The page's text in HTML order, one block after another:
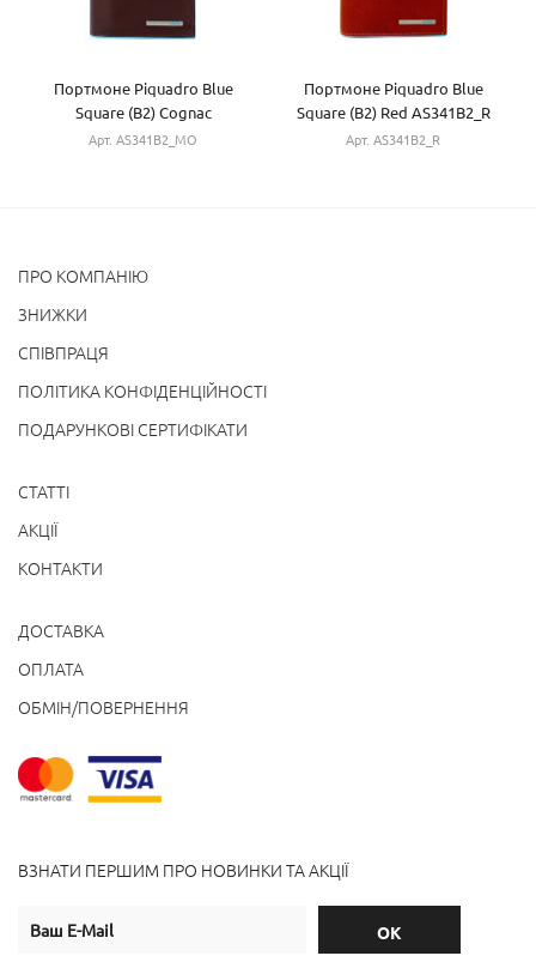
Портмоне Piquadro Blue
Square (B2) Cognac
AS341B2_MO
Арт. AS341B2_MO
Портмоне Piquadro Blue
Square (B2) Red AS341B2_R
Арт. AS341B2_R
ПРО КОМПАНІЮ
ЗНИЖКИ
СПІВПРАЦЯ
ПОЛІТИКА КОНФІДЕНЦІЙНОСТІ
ПОДАРУНКОВІ СЕРТИФІКАТИ
СТАТТІ
АКЦІЇ
КОНТАКТИ
ДОСТАВКА
ОПЛАТА
ОБМІН/ПОВЕРНЕННЯ
ВЗНАТИ ПЕРШИМ ПРО НОВИНКИ ТА АКЦІЇ